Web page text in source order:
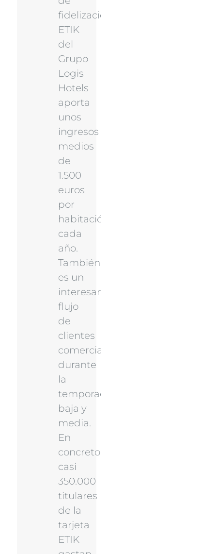
fidelización
ETIK
del
Grupo
Logis
Hotels
aporta
unos
ingresos
medios
de
1.500
euros
por
habitación
cada
año.
También
es un
interesante
flujo
de
clientes
comerciales
durante
la
temporada
baja y
media.
En
concreto,
casi
350.000
titulares
de la
tarjeta
ETIK